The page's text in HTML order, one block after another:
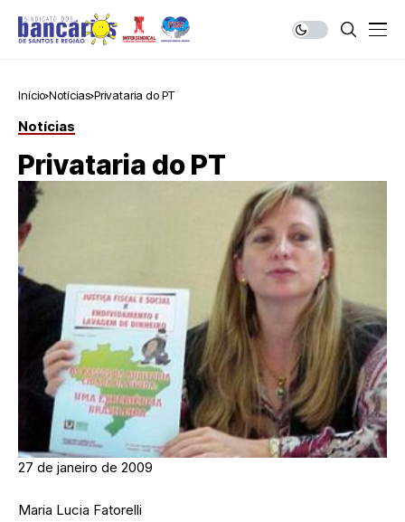
Início Notícias Privataria do PT
Notícias
Privataria do PT
27 de janeiro de 2009
Maria Lucia Fatorelli